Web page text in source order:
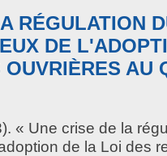
RÉGULATION
DE
AU
« Une crise de la
de la Loi des